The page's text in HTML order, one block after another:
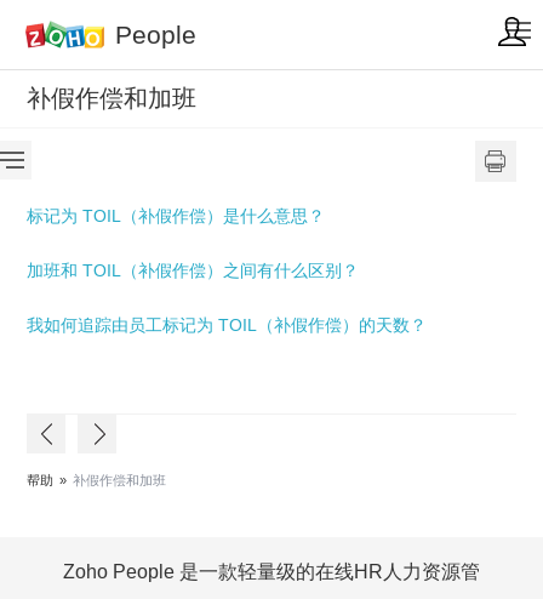
People
补假作偿和加班
标记为 TOIL（补假作偿）是什么意思？
加班和 TOIL（补假作偿） 之间有什么区别 ？
我如何追踪由员工标记为 TOIL （补假作偿） 的天数？
帮助 » 补假作偿和加班
Zoho People 是一款轻量级的在线HR人力资源管